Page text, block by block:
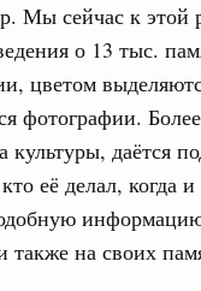
Мы сейчас к этой
о 13 тыс.
цветом
фотографии.
культуры, даётся
её делал, когда
также на своих